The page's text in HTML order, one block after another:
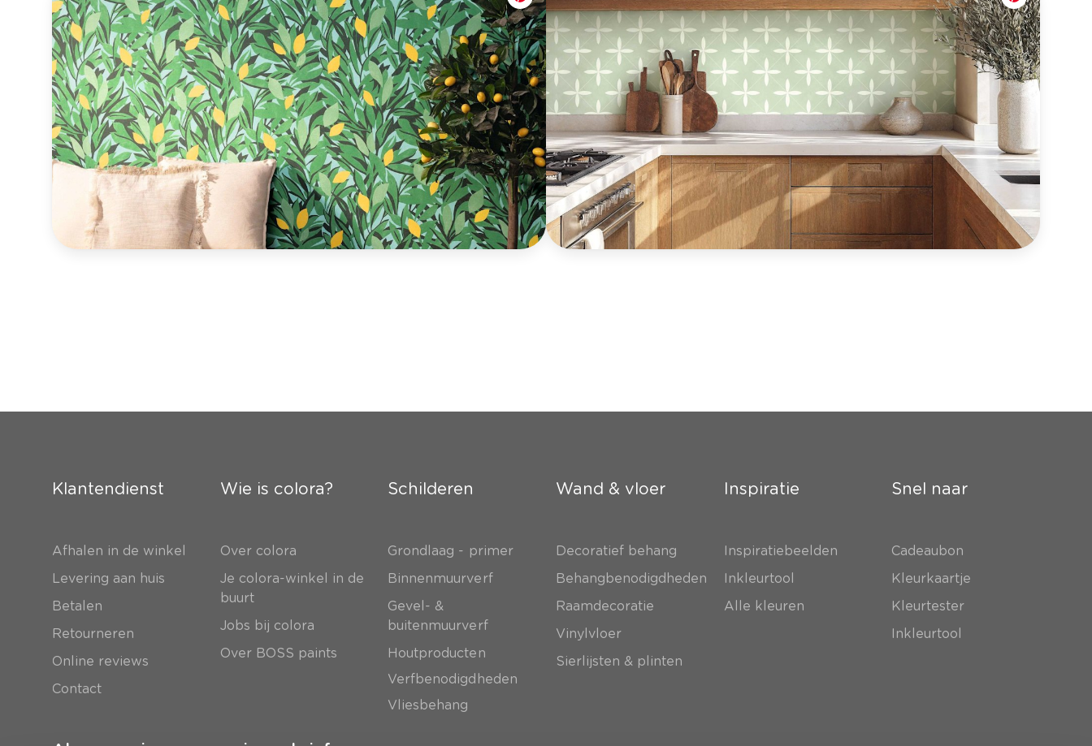
Klantendienst
Afhalen in de winkel
Levering aan huis
Betalen
Retourneren
Online reviews
Contact
Wie is colora?
Over colora
Je colora-winkel in de
buurt
Jobs bij colora
Over BOSS paints
Schilderen
Grondlaag - primer
Binnenmuurverf
Gevel- &
buitenmuurverf
Houtproducten
Verfbenodigdheden
Vliesbehang
Wand & vloer
Decoratief behang
Behangbenodigdheden
Raamdecoratie
Vinylvloer
Sierlijsten & plinten
Inspiratie
Inspiratiebeelden
Inkleurtool
Alle kleuren
Snel naar
Cadeaubon
Kleurkaartje
Kleurtester
Inkleurtool